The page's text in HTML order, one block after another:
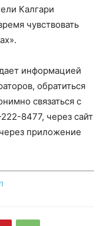
Калгари
чувствовать
информацией
обратиться
связаться с
8477, через сайт
приложение